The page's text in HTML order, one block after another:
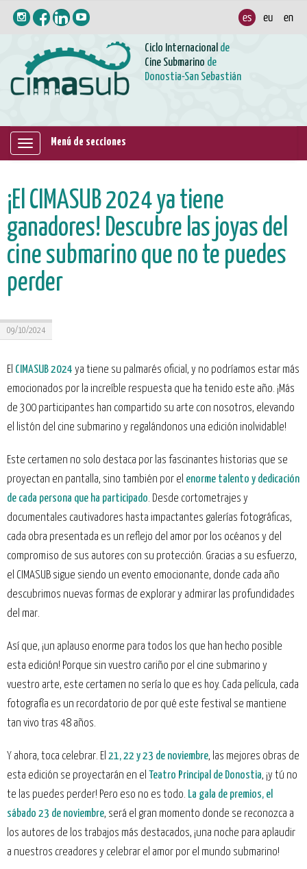
Ciclo Internacional de
Cine Submarino de
Donostia-San Sebastián
Mostrar/ocultar
Menú de secciones
¡El CIMASUB 2024 ya tiene
ganadores! Descubre las joyas del
cine submarino que no te puedes
perder
09/10/2024
El CIMASUB 2024 ya tiene su palmarés oficial, y no podríamos estar más
emocionados por la increíble respuesta que ha tenido este año. ¡Más
de 300 participantes han compartido su arte con nosotros, elevando
el listón del cine submarino y regalándonos una edición inolvidable!
Este certamen no solo destaca por las fascinantes historias que se
proyectan en pantalla, sino también por el enorme talento y dedicación
de cada persona que ha participado. Desde cortometrajes y
documentales cautivadores hasta impactantes galerías fotográficas,
cada obra presentada es un reflejo del amor por los océanos y del
compromiso de sus autores con su protección. Gracias a su esfuerzo,
el CIMASUB sigue siendo un evento emocionante, donde cada año
descubrimos nuevas formas de explorar y admirar las profundidades
del mar.
Así que, ¡un aplauso enorme para todos los que han hecho posible
esta edición! Porque sin vuestro cariño por el cine submarino y
vuestro arte, este certamen no sería lo que es hoy. Cada película, cada
fotografía es un recordatorio de por qué este festival se mantiene
tan vivo tras 48 años.
Y ahora, toca celebrar. El 21, 22 y 23 de noviembre, las mejores obras de
esta edición se proyectarán en el Teatro Principal de Donostia, ¡y tú no
te las puedes perder! Pero eso no es todo. La gala de premios, el
sábado 23 de noviembre, será el gran momento donde se reconozca a
los autores de los trabajos más destacados, ¡una noche para aplaudir
a nuestros creadores y celebrar el amor por el mundo submarino!